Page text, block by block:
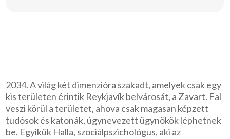
2034. A világ két dimenzióra szakadt, amelyek csak egy
kis területen érintik Reykjavík belvárosát, a Zavart. Fal
veszi körül a területet, ahova csak magasan képzett
tudósok és katonák, úgynevezett ügynökök léphetnek
be. Egyikük Halla, szociálpszichológus, aki az